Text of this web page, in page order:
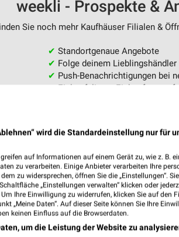
weekli - Prospekte &
Sie noch mehr Kaufhäuser Filialen &
✔ Standortgenaue Angebote
✔ Folge deinem Lieblingshändler
✔ Push-Benachrichtigungen bei
✔Einkaufsliste - Einkauf
wird die Standardeinstellung nur für
auf Informationen auf einem Gerät zu, wie z. B.
zu verarbeiten. Einige Anbieter verarbeiten Ihre
zu widersprechen, öffnen Sie die „Einstellungen“.
„Einstellungen verwalten“ klicken oder
Ihre Einwilligung zu widerrufen, klicken Sie auf den
„Meine Daten“. Auf dieser Seite können Sie Ihre
keinen Einfluss auf die Browserdaten.
um die Leistung der Website zu